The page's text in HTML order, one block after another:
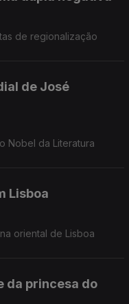
de regionalização
de José
Nobel da Literatura
Lisboa
oriental de Lisboa
da princesa do